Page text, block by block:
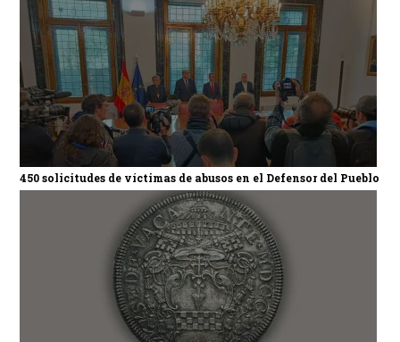
450 solicitudes de víctimas de abusos en el Defensor del Pueblo